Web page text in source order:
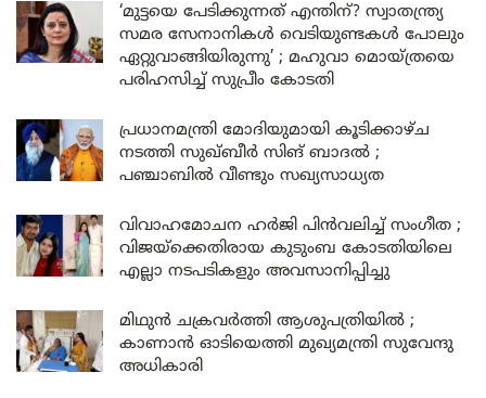
‘മുട്ടയെ പേടിക്കുന്നത് എന്തിന്? സ്വാതന്ത്ര്യ
സമര സേനാനികൾ വെടിയുണ്ടകൾ പോലും
ഏറ്റുവാങ്ങിയിരുന്നു’ ; മഹുവാ മൊയ്ത്രയെ
പരിഹസിച്ച് സുപ്രീം കോടതി
പ്രധാനമന്ത്രി മോദിയുമായി കൂടിക്കാഴ്ച
നടത്തി സുഖ്ബീർ സിങ് ബാദൽ ;
പഞ്ചാബിൽ വീണ്ടും സഖ്യസാധ്യത
വിവാഹമോചന ഹർജി പിൻവലിച്ച് സംഗീത ;
വിജയ്ക്കെതിരായ കുടുംബ കോടതിയിലെ
എല്ലാ നടപടികളും അവസാനിപ്പിച്ചു
മിഥുൻ ചക്രവർത്തി ആശുപത്രിയിൽ ;
കാണാൻ ഓടിയെത്തി മുഖ്യമന്ത്രി സുവേന്ദു
അധികാരി